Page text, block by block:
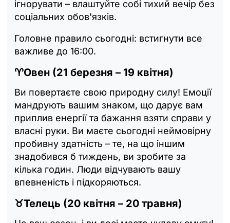
ігнорувати – влаштуйте собі тихий вечір без
соціальних обов'язків.
Головне правило сьогодні: встигнути все
важливе до 16:00.
♈Овен (21 березня – 19 квітня)
Ви повертаєте свою природну силу! Емоції
мандрують вашим знаком, що дарує вам
приплив енергії та бажання взяти справи у
власні руки. Ви маєте сьогодні неймовірну
пробивну здатність – те, на що іншим
знадобився б тиждень, ви зробите за
кілька годин. Люди відчувають вашу
впевненість і підкоряються.
♉Телець (20 квітня – 20 травня)